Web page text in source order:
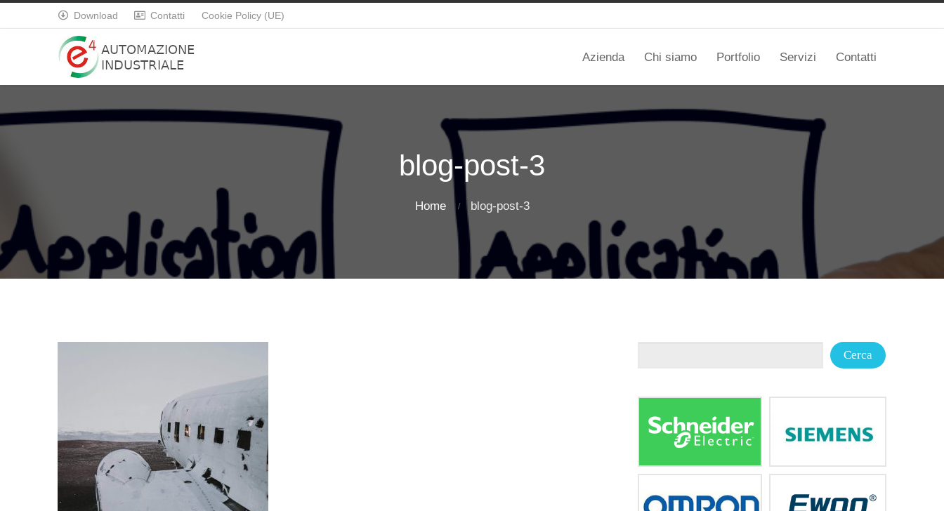
 Download  Contatti Cookie Policy (UE)
Azienda Chi siamo Portfolio Servizi Contatti
blog-post-3
Home blog-post-3